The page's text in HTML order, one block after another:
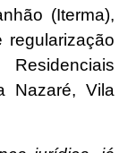
(Iterma),
regularização
Nazaré, Vila